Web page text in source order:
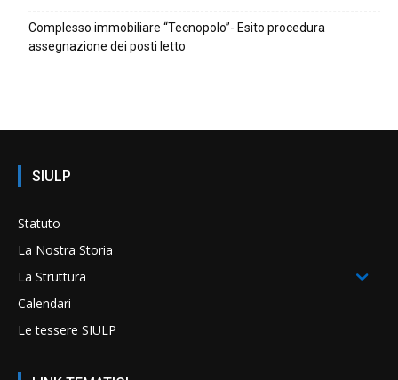
Complesso immobiliare “Tecnopolo”- Esito procedura
assegnazione dei posti letto
SIULP
Statuto
La Nostra Storia
La Struttura
Calendari
Le tessere SIULP